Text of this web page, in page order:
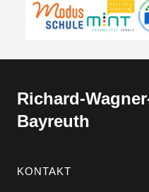
Richard-​​
Bayreuth
KONTAKT